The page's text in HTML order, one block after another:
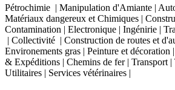
Pétrochimie | Manipulation d'Amiante |
Matériaux dangereux et Chimiques |
Contamination | Electronique | Ingénirie |
| Collectivité | Construction de routes et
Environements gras | Peinture et décoration
& Expéditions | Chemins de fer | Transport
Utilitaires | Services vétérinaires |